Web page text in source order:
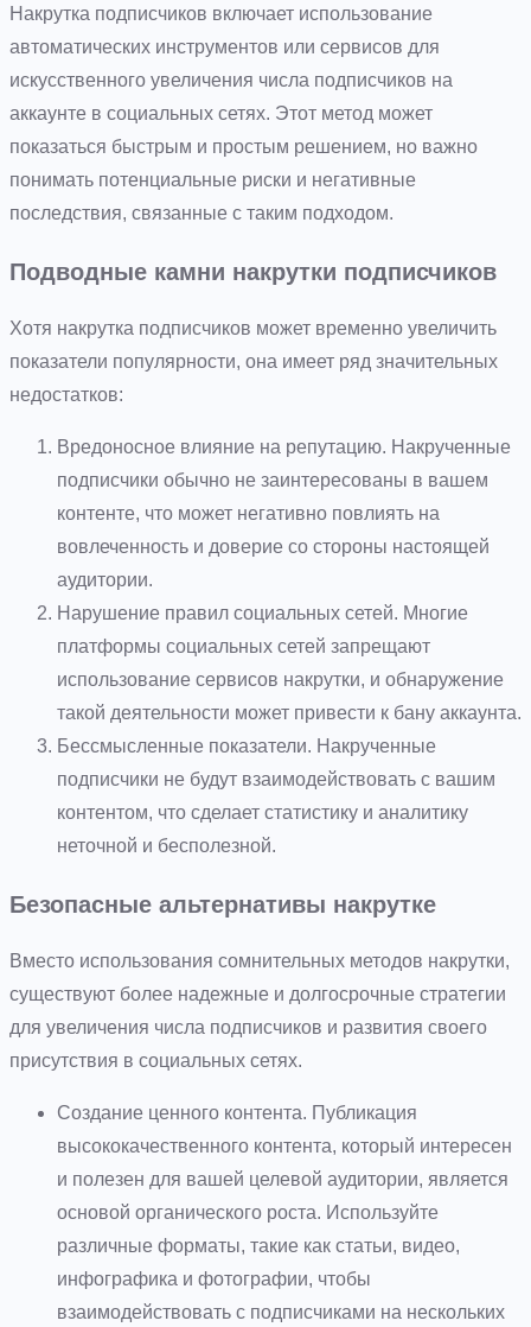
Накрутка подписчиков включает использование
автоматических инструментов или сервисов для
искусственного увеличения числа подписчиков на
аккаунте в социальных сетях. Этот метод может
показаться быстрым и простым решением, но важно
понимать потенциальные риски и негативные
последствия, связанные с таким подходом.
Подводные камни накрутки подписчиков
Хотя накрутка подписчиков может временно увеличить
показатели популярности, она имеет ряд значительных
недостатков:
Вредоносное влияние на репутацию. Накрученные
подписчики обычно не заинтересованы в вашем
контенте, что может негативно повлиять на
вовлеченность и доверие со стороны настоящей
аудитории.
Нарушение правил социальных сетей. Многие
платформы социальных сетей запрещают
использование сервисов накрутки, и обнаружение
такой деятельности может привести к бану аккаунта.
Бессмысленные показатели. Накрученные
подписчики не будут взаимодействовать с вашим
контентом, что сделает статистику и аналитику
неточной и бесполезной.
Безопасные альтернативы накрутке
Вместо использования сомнительных методов накрутки,
существуют более надежные и долгосрочные стратегии
для увеличения числа подписчиков и развития своего
присутствия в социальных сетях.
Создание ценного контента. Публикация
высококачественного контента, который интересен
и полезен для вашей целевой аудитории, является
основой органического роста. Используйте
различные форматы, такие как статьи, видео,
инфографика и фотографии, чтобы
взаимодействовать с подписчиками на нескольких